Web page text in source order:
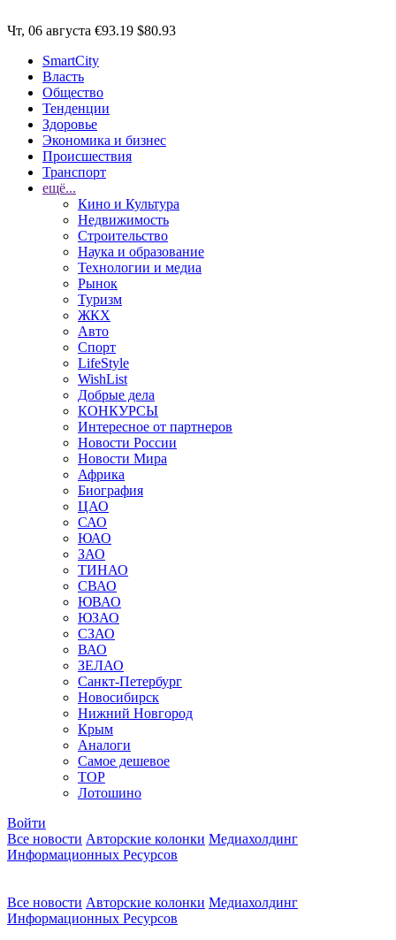
Чт, 06 августа €93.19 $80.93
SmartCity
Власть
Общество
Тенденции
Здоровье
Экономика и бизнес
Происшествия
Транспорт
ещё...
Кино и Культура
Недвижимость
Строительство
Наука и образование
Технологии и медиа
Рынок
Туризм
ЖКХ
Авто
Спорт
LifeStyle
WishList
Добрые дела
КОНКУРСЫ
Интересное от партнеров
Новости России
Новости Мира
Африка
Биография
ЦАО
САО
ЮАО
ЗАО
ТИНАО
СВАО
ЮВАО
ЮЗАО
СЗАО
ВАО
ЗЕЛАО
Санкт-Петербург
Новосибирск
Нижний Новгород
Крым
Аналоги
Самое дешевое
TOP
Лотошино
Войти
Все новости Авторские колонки Медиахолдинг
Информационных Ресурсов
Все новости Авторские колонки Медиахолдинг
Информационных Ресурсов